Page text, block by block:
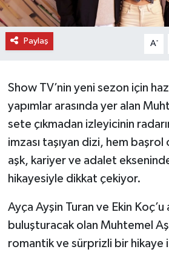
Paylaş A-
Show TV’nin yeni sezon için
yapımlar arasında yer alan
sete çıkmadan izleyicinin
imzası taşıyan dizi, hem başrol
aşk, kariyer ve adalet
hikayesiyle dikkat çekiyor.
Ayça Ayşin Turan ve Ekin Koç’u
buluşturacak olan Muhtemel
romantik ve sürprizli bir hikaye
İhsangazi Haberleri
Küre Haberleri
Merkez Haberleri
Pınarbaşı Haberleri
Şenpazar Haberleri
Seydiler Haberleri
Taşköprü Haberleri